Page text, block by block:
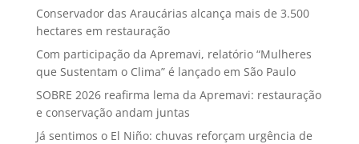
Conservador das Araucárias alcança mais de 3.500
hectares em restauração
Com participação da Apremavi, relatório “Mulheres
que Sustentam o Clima” é lançado em São Paulo
SOBRE 2026 reafirma lema da Apremavi: restauração
e conservação andam juntas
Já sentimos o El Niño: chuvas reforçam urgência de